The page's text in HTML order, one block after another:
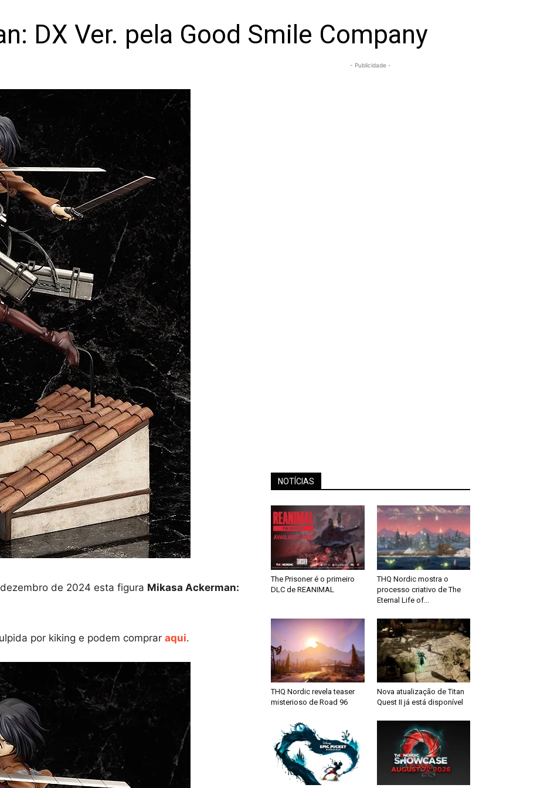
DX Ver. pela Good Smile Company
de 2024 esta figura Mikasa Ackerman:
por kiking e podem comprar aqui.
- Publicidade -
NOTÍCIAS
The Prisoner é o primeiro
DLC de REANIMAL
THQ Nordic mostra o
processo criativo de The
Eternal Life of...
THQ Nordic revela teaser
misterioso de Road 96
Nova atualização de Titan
Quest II já está disponível